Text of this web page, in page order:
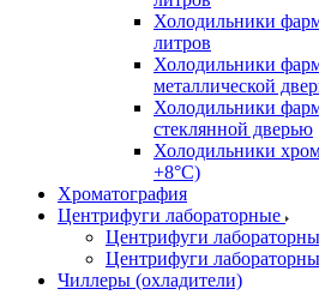
Холодильники
литров
Холодильники
металлической
Холодильники
стеклянной дверью
Холодильники
+8°C)
Хроматография
Центрифуги лабораторные
Центрифуги
Центрифуги
Чиллеры (охладители)